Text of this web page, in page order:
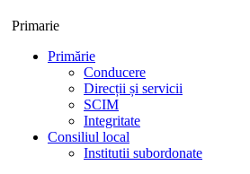
Primarie
Primărie
Conducere
Direcții și servicii
SCIM
Integritate
Consiliul local
Institutii subordonate